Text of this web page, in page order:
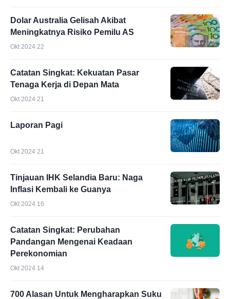
Dolar Australia Gelisah Akibat
Meningkatnya Risiko Pemilu AS
Okt 2024 22
Catatan Singkat: Kekuatan Pasar
Tenaga Kerja di Depan Mata
Okt 2024 21
Laporan Pagi
Okt 2024 21
Tinjauan IHK Selandia Baru: Naga
Inflasi Kembali ke Guanya
Okt 2024 16
Catatan Singkat: Perubahan
Pandangan Mengenai Keadaan
Perekonomian
Okt 2024 14
700 Alasan Untuk Mengharapkan Suku